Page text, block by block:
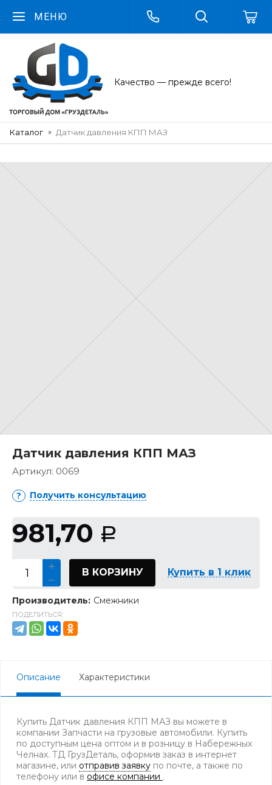
МЕНЮ
Качество — прежде всего!
Каталог Датчик давления КПП МАЗ
Датчик давления КПП МАЗ
Артикул: 0069
Получить консультацию
981,70 Р
В КОРЗИНУ Купить в 1 клик
Производитель: Смежники
ПОДЕЛИТЬСЯ:
Описание Характеристики
Купить Датчик давления КПП МАЗ вы можете в
компании Запчасти на грузовые автомобили. Купить
по доступным цена оптом и в розницу в Набережных
Челнах. ТД ГрузДеталь, оформив заказ в интернет
магазине, или отправив заявку по почте, а также по
телефону или в офисе компании .